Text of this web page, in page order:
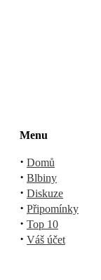
Menu
· Domů
· Blbiny
· Diskuze
· Připomínky
· Top 10
· Váš účet